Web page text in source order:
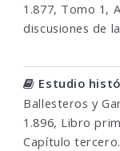
1.877, Tomo 1,
discusiones de
Estudio
Ballesteros y
1.896, Libro
Capítulo